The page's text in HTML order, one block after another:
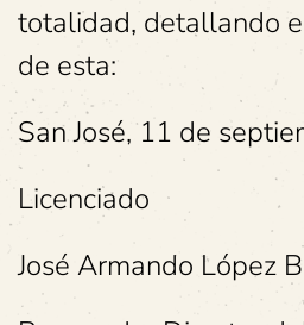
totalidad, detallando
de esta:
San José, 11 de
Licenciado
José Armando López